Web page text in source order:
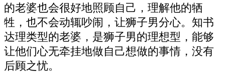
的老婆也会很好地照顾自己，理解他的牺
牲，也不会动辄吵闹，让狮子男分心。知书
达理类型的老婆，是狮子男的理想型，能够
让他们心无牵挂地做自己想做的事情，没有
后顾之忧。